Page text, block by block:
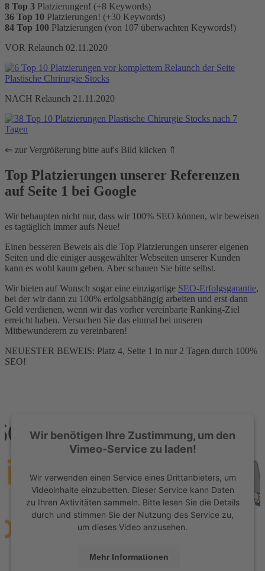
8 Top 3 Platzierungen! (+8 Keywords)
36 Top 10 Platzierungen! (+30 Keywords)
84 Top 100 Platzierungen (von 107 überwachten Keywords!)
VOR Relaunch 02.11.2020
NACH Relaunch 21.11.2020
⇐ zur Vergrößerung bitte auf's Bild klicken ⇑
Top Platzierungen unserer Referenzen
auf Seite 1 bei Google
Wir behaupten nicht nur, dass wir 100% SEO können, wir beweisen
es tagtäglich immer aufs Neue!
Einen besseren Beweis als die Top Platzierungen unserer eigenen
Seiten und die einiger ausgewählter Webseiten unserer Kunden
kann es wohl kaum geben. Aber schauen Sie bitte selbst.
Wir bieten auf Wunsch sogar eine einzigartige SEO-Erfolgsgarantie,
bei der wir dann zu 100% erfolgsabhängig arbeiten und erst dann
Geld verdienen, wenn wir das vorher vereinbarte Ranking-Ziel
erreicht haben. Versuchen Sie das einmal bei unseren
Mitbewunderern zu vereinbaren!
NEUESTER BEWEIS: Platz 4, Seite 1 in nur 2 Tagen durch 100%
SEO!
Wir benötigen Ihre Zustimmung, um den
Vimeo-Service zu laden!
Wir verwenden einen Service eines Drittanbieters, um
Videoinhalte einzubetten. Dieser Service kann Daten
zu Ihren Aktivitäten sammeln. Bitte lesen Sie die Details
durch und stimmen Sie der Nutzung des Service zu,
um dieses Video anzusehen.
Mehr Informationen